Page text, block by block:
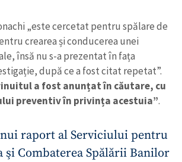
„este cercetat pentru spălare de
crearea și conducerea unei
însă nu s-a prezentat în fața
după ce a fost citat repetat”.
a fost anunțat în căutare, cu
preventiv în privința acestuia”.
raport al Serviciului pentru
şi Combaterea Spălării Banilor